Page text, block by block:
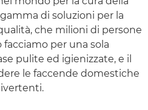
di soluzioni per la
che milioni di persone
per una sola
pulite ed igienizzate, e il
le faccende domestiche